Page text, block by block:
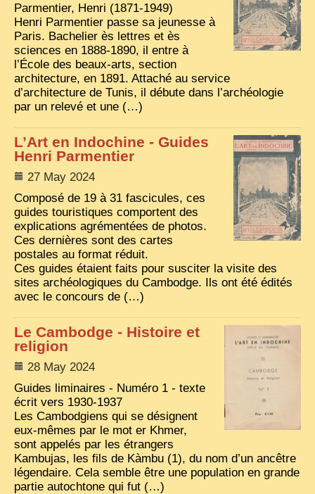
FAMILY ARCHIVES
ECHOES OF THE PAST
INSTITUTIONS & BELIEFS
CRAFTS, CELEBRATIONS TRANSPORT
ODDITIES & CURIOSITIES
EXCLUSIVE STORIES
LAOS 2025
ETÉ 2025
CLOSE-UP
MUST-SEE
NEWSLETTERS
DÊ THAM
DON’T MISS
SWITCH TO FRENCH SITE
Parmentier, Henri (1871-1949)
Henri Parmentier passe sa jeunesse à
Paris. Bachelier ès lettres et ès
sciences en 1888-1890, il entre à
l’École des beaux-arts, section
architecture, en 1891. Attaché au service
d’architecture de Tunis, il débute dans l’archéologie
par un relevé et une (…)
L’Art en Indochine - Guides
Henri Parmentier
27 May 2024
Composé de 19 à 31 fascicules, ces
guides touristiques comportent des
explications agrémentées de photos.
Ces dernières sont des cartes
postales au format réduit.
Ces guides étaient faits pour susciter la visite des
sites archéologiques du Cambodge. Ils ont été édités
avec le concours de (…)
Le Cambodge - Histoire et
religion
28 May 2024
Guides liminaires - Numéro 1 - texte
écrit vers 1930-1937
Les Cambodgiens qui se désignent
eux-mêmes par le mot er Khmer,
sont appelés par les étrangers
Kambujas, les fils de Kàmbu (1), du nom d’un ancêtre
légendaire. Cela semble être une population en grande
partie autochtone qui fut (…)